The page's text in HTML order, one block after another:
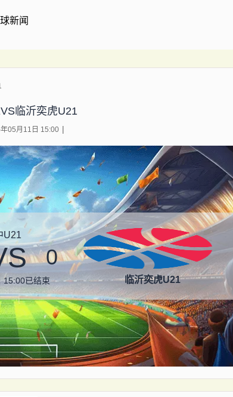
新闻
临沂奕虎U21
05月11日 15:00
U21
0
15:00已结束 临沂奕虎U21